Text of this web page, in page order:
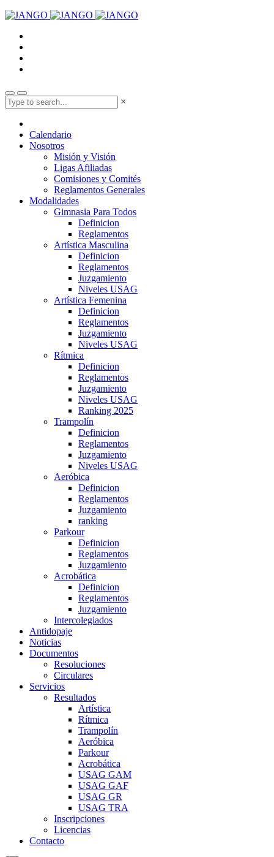
×
Calendario
Nosotros
Misión y Visión
Ligas Afiliadas
Comisiones y Comités
Reglamentos Generales
Modalidades
Gimnasia Para Todos
Definicion
Reglamentos
Artística Masculina
Definicion
Reglamentos
Juzgamiento
Niveles USAG
Artística Femenina
Definicion
Reglamentos
Juzgamiento
Niveles USAG
Rítmica
Definicion
Reglamentos
Juzgamiento
Niveles USAG
Ranking 2025
Trampolín
Definicion
Reglamentos
Juzgamiento
Niveles USAG
Aeróbica
Definicion
Reglamentos
Juzgamiento
ranking
Parkour
Definicion
Reglamentos
Juzgamiento
Acrobática
Definicion
Reglamentos
Juzgamiento
Intercolegiados
Antidopaje
Noticias
Documentos
Resoluciones
Circulares
Servicios
Resultados
Artística
Rítmica
Trampolín
Aeróbica
Parkour
Acrobática
USAG GAM
USAG GAF
USAG GR
USAG TRA
Inscripciones
Licencias
Contacto